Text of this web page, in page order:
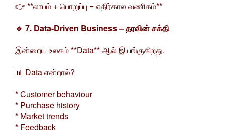
👉 **லாபம் + பொறுப்பு = எதிர்கால வணிகம்**
🔹 7. Data-Driven Business – தரவின் சக்தி
இன்றைய உலகம் **Data**-ஆல் இயங்குகிறது.
📊 Data என்றால்?
* Customer behaviour
* Purchase history
* Market trends
* Feedback